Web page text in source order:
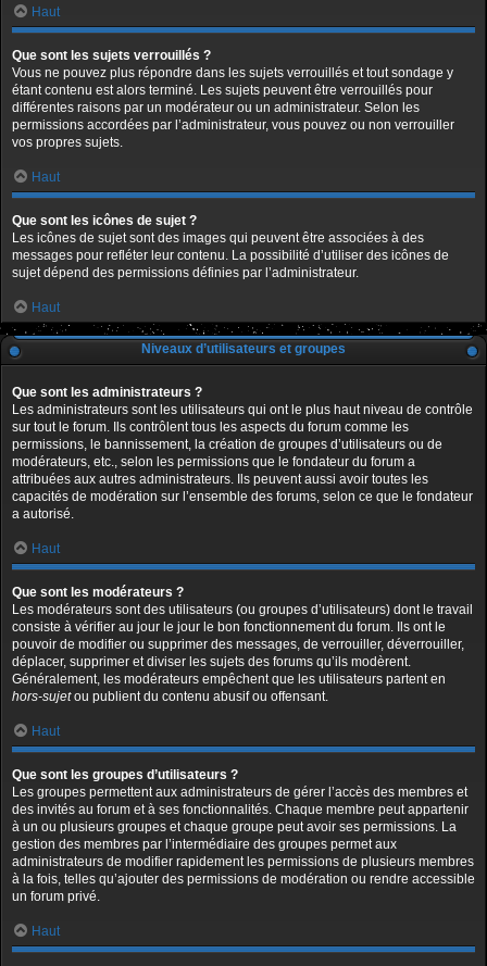
Haut
Que sont les sujets verrouillés ?
Vous ne pouvez plus répondre dans les sujets verrouillés et tout sondage y
étant contenu est alors terminé. Les sujets peuvent être verrouillés pour
différentes raisons par un modérateur ou un administrateur. Selon les
permissions accordées par l’administrateur, vous pouvez ou non verrouiller
vos propres sujets.
Haut
Que sont les icônes de sujet ?
Les icônes de sujet sont des images qui peuvent être associées à des
messages pour refléter leur contenu. La possibilité d’utiliser des icônes de
sujet dépend des permissions définies par l’administrateur.
Haut
Niveaux d’utilisateurs et groupes
Que sont les administrateurs ?
Les administrateurs sont les utilisateurs qui ont le plus haut niveau de contrôle
sur tout le forum. Ils contrôlent tous les aspects du forum comme les
permissions, le bannissement, la création de groupes d’utilisateurs ou de
modérateurs, etc., selon les permissions que le fondateur du forum a
attribuées aux autres administrateurs. Ils peuvent aussi avoir toutes les
capacités de modération sur l’ensemble des forums, selon ce que le fondateur
a autorisé.
Haut
Que sont les modérateurs ?
Les modérateurs sont des utilisateurs (ou groupes d’utilisateurs) dont le travail
consiste à vérifier au jour le jour le bon fonctionnement du forum. Ils ont le
pouvoir de modifier ou supprimer des messages, de verrouiller, déverrouiller,
déplacer, supprimer et diviser les sujets des forums qu’ils modèrent.
Généralement, les modérateurs empêchent que les utilisateurs partent en
hors-sujetou publient du contenu abusif ou offensant.
Haut
Que sont les groupes d’utilisateurs ?
Les groupes permettent aux administrateurs de gérer l’accès des membres et
des invités au forum et à ses fonctionnalités. Chaque membre peut appartenir
à un ou plusieurs groupes et chaque groupe peut avoir ses permissions. La
gestion des membres par l’intermédiaire des groupes permet aux
administrateurs de modifier rapidement les permissions de plusieurs membres
à la fois, telles qu’ajouter des permissions de modération ou rendre accessible
un forum privé.
Haut